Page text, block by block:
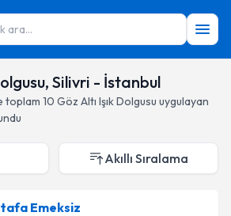
ara...
Silivri - İstanbul
toplam 10 Göz Altı Işık Dolgusu uygulayan
Akıllı Sıralama
Emeksiz